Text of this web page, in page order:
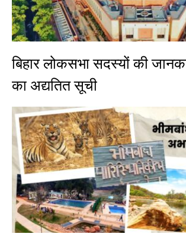
बिहार लोकसभा सदस्यों की
का अद्यतित सूची